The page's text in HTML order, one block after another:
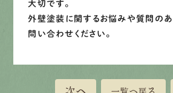
大切です。
外壁塗装に関するお悩みや質問の
問い合わせください。